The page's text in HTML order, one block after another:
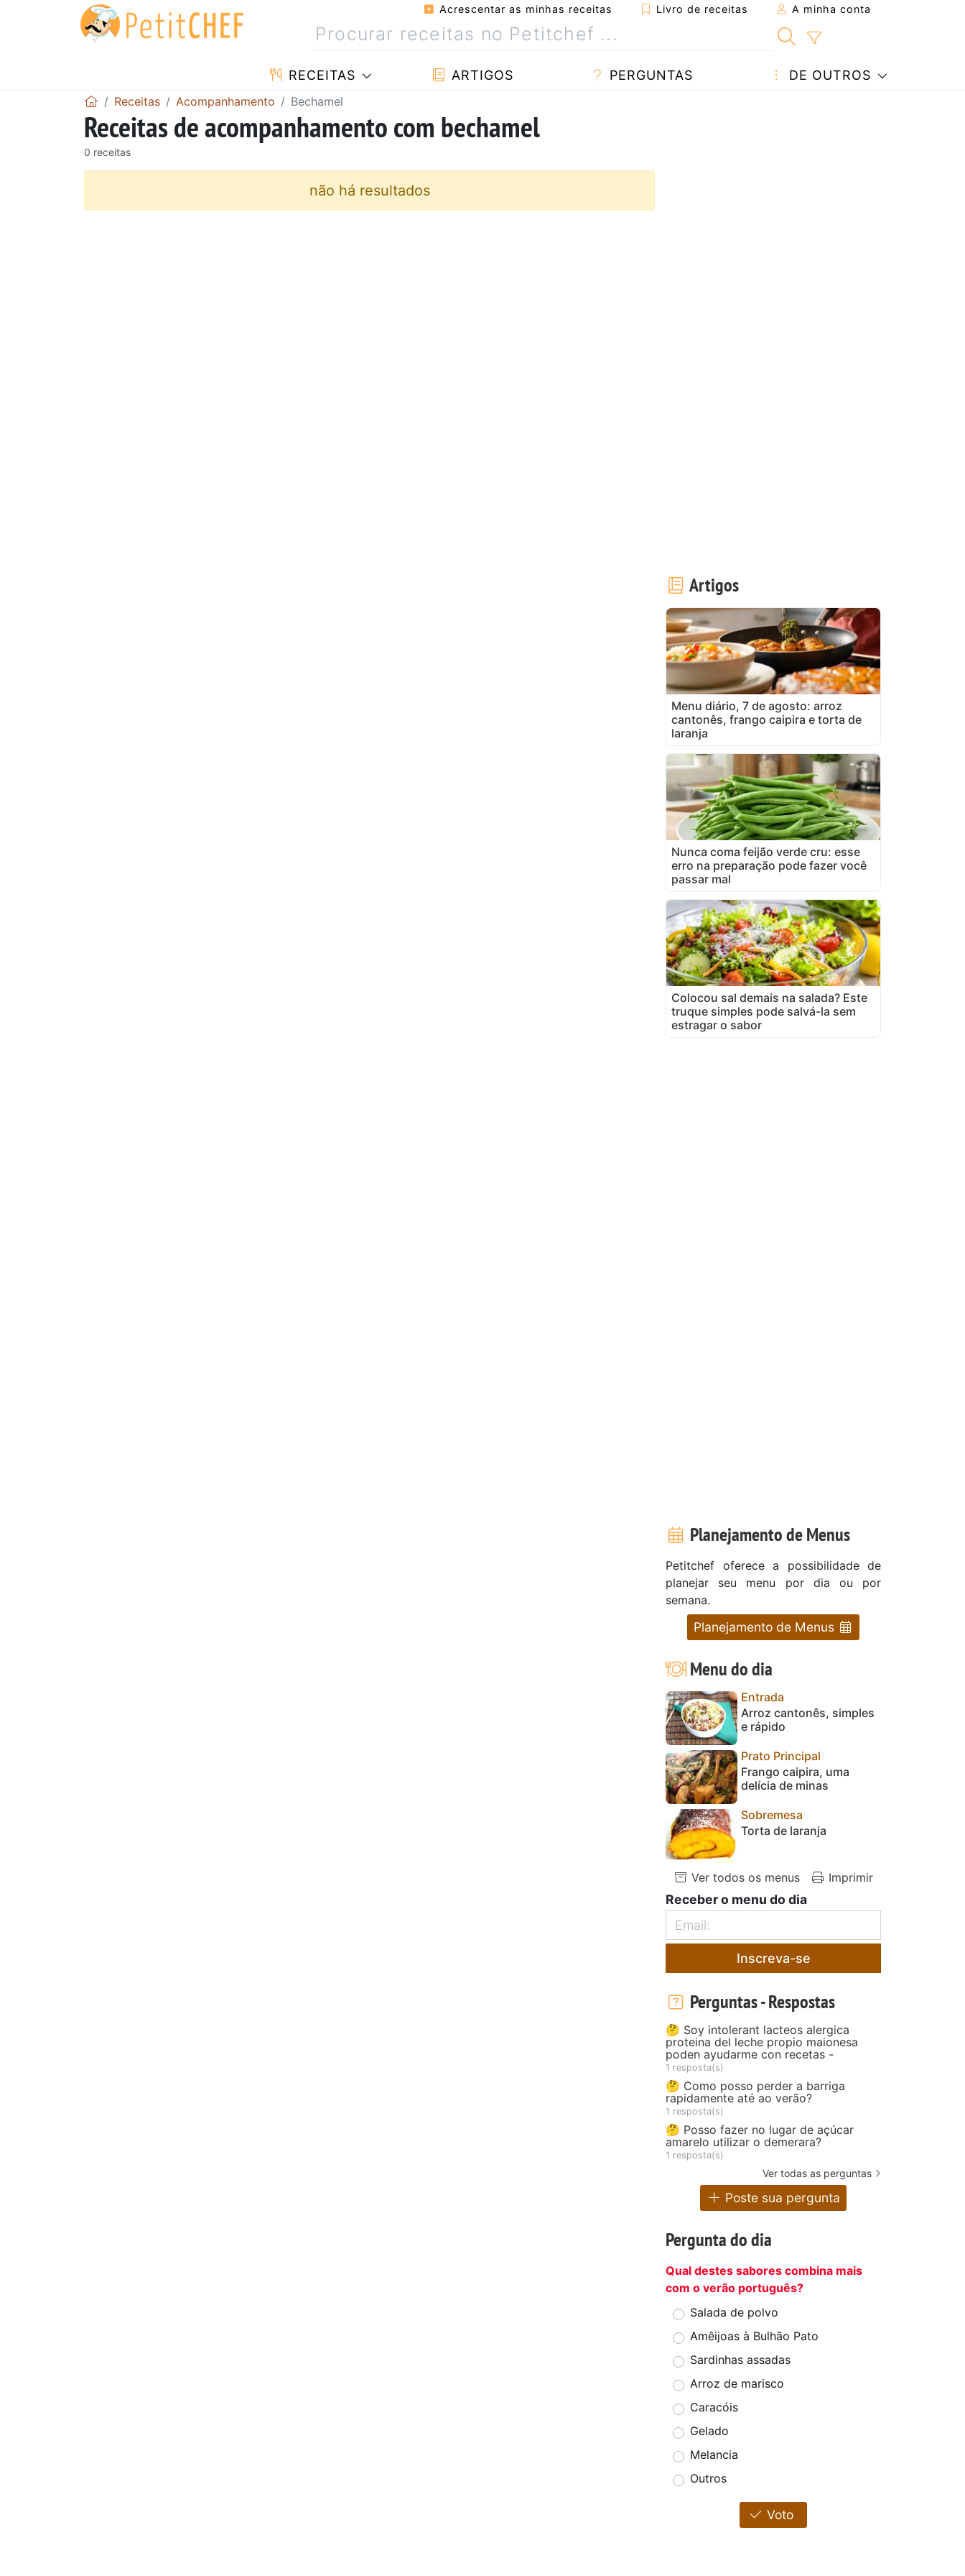
Acrescentar as minhas receitas Livro de receitas A minha conta
RECEITAS ARTIGOS PERGUNTAS DE OUTROS
Receitas Acompanhamento Bechamel
Receitas de acompanhamento com bechamel
0 receitas
não há resultados
Artigos
Menu diário, 7 de agosto: arroz
cantonês, frango caipira e torta de
laranja
Nunca coma feijão verde cru: esse
erro na preparação pode fazer você
passar mal
Colocou sal demais na salada? Este
truque simples pode salvá-la sem
estragar o sabor
Planejamento de Menus
Petitchef oferece a possibilidade de
planejar seu menu por dia ou por
semana.
Planejamento de Menus
Menu do dia
Entrada
Arroz cantonês, simples
e rápido
Prato Principal
Frango caipira, uma
delícia de minas
Sobremesa
Torta de laranja
Ver todos os menus Imprimir
Receber o menu do dia
Inscreva-se
Perguntas - Respostas
🤔 Soy intolerant lacteos alergica
proteina del leche propio maionesa
poden ayudarme con recetas -
1 resposta(s)
🤔 Como posso perder a barriga
rapidamente até ao verão?
1 resposta(s)
🤔 Posso fazer no lugar de açúcar
amarelo utilizar o demerara?
1 resposta(s)
Ver todas as perguntas
Poste sua pergunta
Pergunta do dia
Qual destes sabores combina mais
com o verão português?
Salada de polvo
Amêijoas à Bulhão Pato
Sardinhas assadas
Arroz de marisco
Caracóis
Gelado
Melancia
Outros
Voto